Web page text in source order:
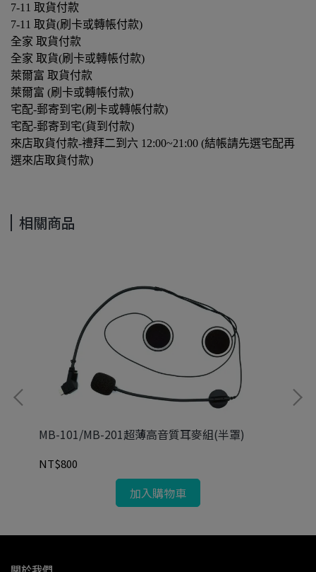
7-11 取貨付款
7-11 取貨(刷卡或轉帳付款)
全家 取貨付款
全家 取貨(刷卡或轉帳付款)
萊爾富 取貨付款
萊爾富 (刷卡或轉帳付款)
宅配-郵寄到宅(刷卡或轉帳付款)
宅配-郵寄到宅(貨到付款)
來店取貨付款-禮拜二到六 12:00~21:00 (結帳請先選宅配再
選來店取貨付款)
相關商品
MB-101/MB-201超薄高音質耳麥組(半罩)
NT$800
加入購物車